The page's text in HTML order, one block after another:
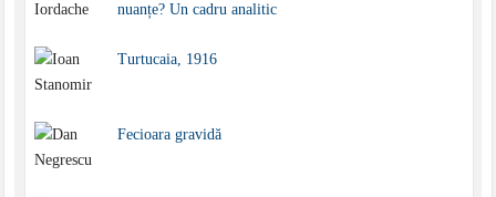
nuanțe? Un cadru analitic
Turtucaia, 1916
Fecioara gravidă